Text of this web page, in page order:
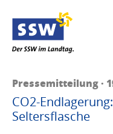
Pressemitteilung ·
CO2-
Seltersflasche